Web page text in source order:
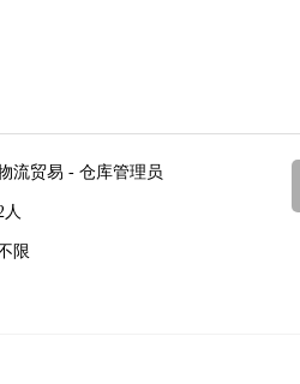
流贸易 - 仓库管理员
人
限